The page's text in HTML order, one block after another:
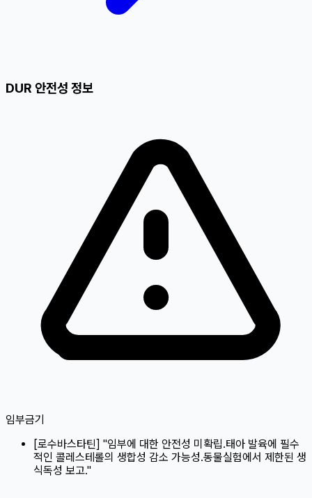
DUR 안전성 정보
임부금기
[로수바스타틴] "임부에 대한 안전성 미확립.태아 발육에 필수
적인 콜레스테롤의 생합성 감소 가능성.동물실험에서 제한된 생
식독성 보고."